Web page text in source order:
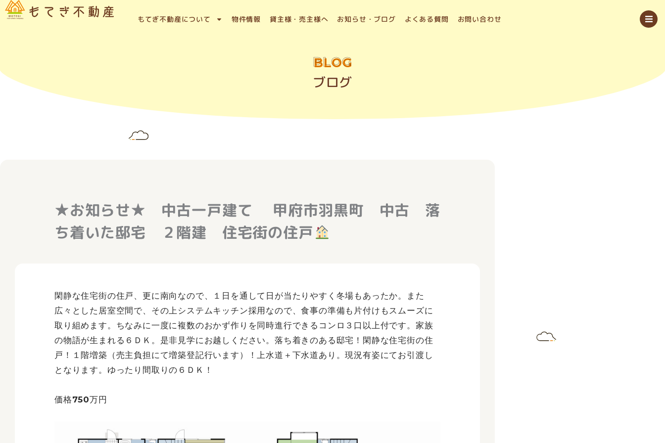
内
容
プ
もてぎ不動産について 物件情報 貸主様・売主様へ お知らせ・ブログ よくある質問 お問い合わせ
BLOG
ブログ
★お知らせ★ 中古一戸建て 甲府市羽黒町 中古 落
ち着いた邸宅 ２階建 住宅街の住戸
閑静な住宅街の住戸、更に南向なので、１日を通して日が当たりやすく冬場もあったか。また
広々とした居室空間で、その上システムキッチン採用なので、食事の準備も片付けもスムーズに
取り組めます。ちなみに一度に複数のおかず作りを同時進行できるコンロ３口以上付です。家族
の物語が生まれる６ＤＫ。是非見学にお越しください。落ち着きのある邸宅！閑静な住宅街の住
戸！１階増築（売主負担にて増築登記行います）！上水道＋下水道あり。現況有姿にてお引渡し
となります。ゆったり間取りの６ＤＫ！
価格750万円